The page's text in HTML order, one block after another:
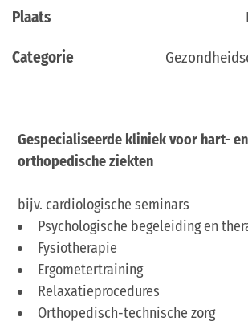
Plaats
Categorie
Gespecialiseerde kliniek voor hart-
orthopedische ziekten
bijv. cardiologische seminars
Psychologische begeleiding en
Fysiotherapie
Ergometertraining
Relaxatieprocedures
Orthopedisch-technische zorg